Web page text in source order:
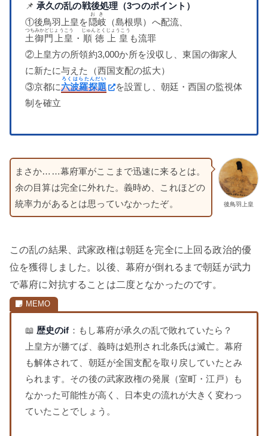
📌 承久の乱の戦後処理（3つのポイント）
①後鳥羽上皇を隠岐
おき
（島根県）へ配流、
土御門上皇
つちみかどじょうこう
・ 順徳上皇
じゅんとくじょうこう
も流罪
②上皇方の所領約3,000か所を没収し、東国の御家人
に新たに与えた（西国支配の拡大）
③京都に六波羅探題
ろくはらたんだい
を設置し、朝廷・西国の監視体
制を確立
後鳥羽上皇
まさか……幕府軍がここまで迅速に来るとは。
余の目算は完全に外れた。義時め、これほどの
統率力があるとは思っていなかったぞ。
この乱の結果、武家政権は朝廷を完全に上回る政治的優
位を獲得しました。以後、幕府が倒れるまで朝廷が武力
で幕府に対抗することは二度となかったのです。
📖 歴史のif ：もし幕府が承久の乱で敗れていたら？
上皇方が勝てば、義時は処刑され北条氏は滅亡。幕府
も解体されて、朝廷が全国支配を取り戻していたとみ
られます。その後の武家政権の発展（室町・江戸）も
なかった可能性が高く、日本史の流れが大きく変わっ
ていたことでしょう。